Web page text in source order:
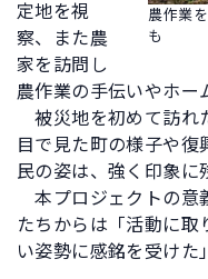
農作業
も
定地を視
察、また農
家を訪問し
農作業の手伝いやホー
被災地を初めて訪れ
目で見た町の様子や
民の姿は、強く印象に
本プロジェクトの意
たちからは「活動に取
い姿勢に感銘を受けた